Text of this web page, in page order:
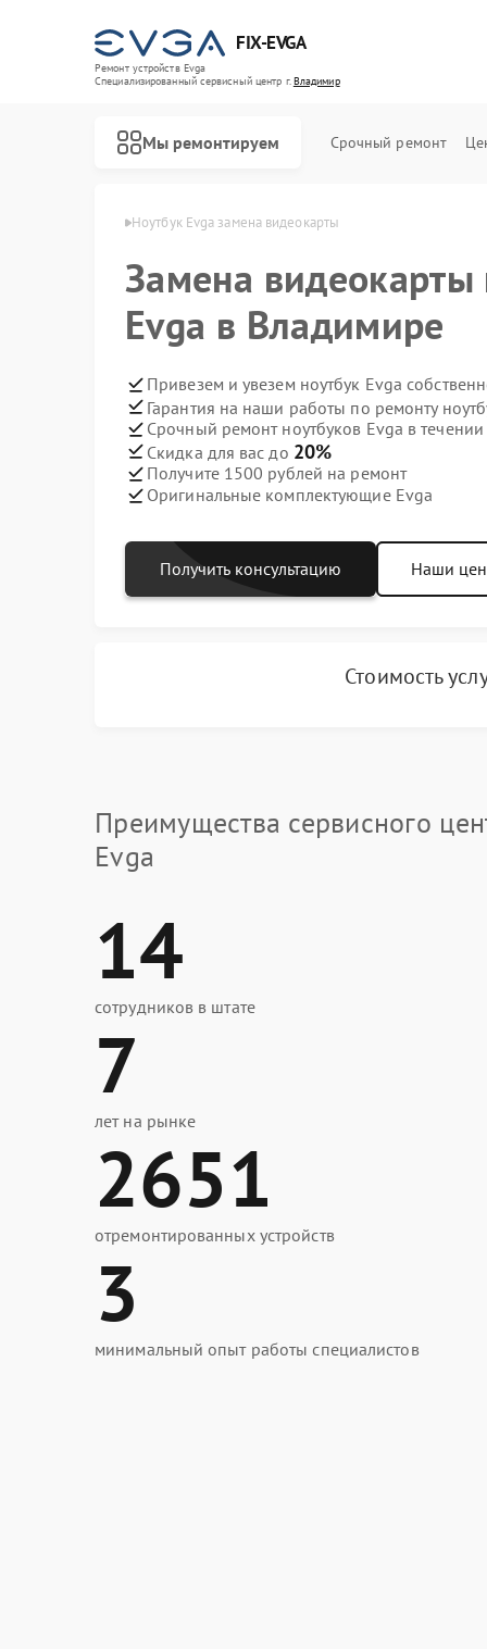
FIX-EVGA
Ремонт устройств Evga
Специализированный cервисный центр г.Владимир
Мы ремонтируем Срочный ремонт
Evga в Владимире Ноутбук Evga замена видеокарты
Замена видеокарты
Evga в Владимире
Привезем и увезем ноутбук Evga
Гарантия на наши работы по ремонту
Срочный ремонт ноутбуков Evga в течении
Скидка для вас до 20%
Получите 1500 рублей на ремонт
Оригинальные комплектующие Evga
Получить консультацию Наши
Стоимость
Преимущества сервисного
Evga
14
сотрудников в штате
7
лет на рынке
2651
отремонтированных устройств
3
минимальный опыт работы специалистов